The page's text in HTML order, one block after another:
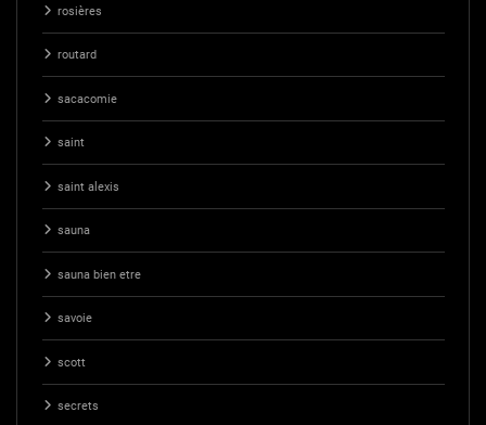
rosières
routard
sacacomie
saint
saint alexis
sauna
sauna bien etre
savoie
scott
secrets